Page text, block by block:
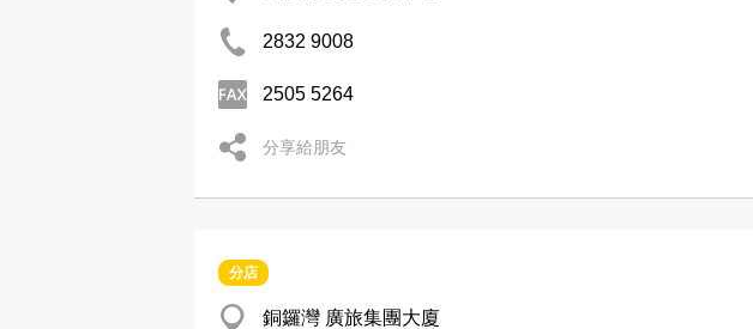
2832 9008
2505 5264
分享給朋友
分店
銅鑼灣 廣旅集團大廈